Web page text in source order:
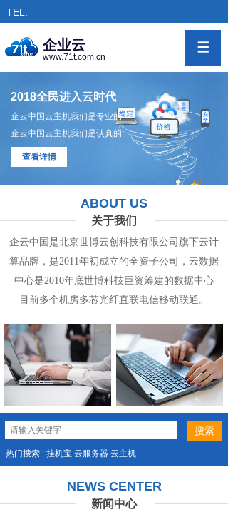
TEL:
企业云
www.71t.com.cn
2018全民进入云时代
企云中国云主机我们是专业的
企云中国云主机我们是认真的
查看详情
ABOUT US
关于我们
企云中国是北京世博云创科技有限公司旗下云计
算品牌，是2011年初成立的全资子公司， 云数据
中心是2010年底世博科技巨资筹建的数据中心
目前多个机房多芯光纤直联电信移动联通。
热门搜索 : 挂机宝 云服务器 云主机
NEWS CENTER
新闻中心